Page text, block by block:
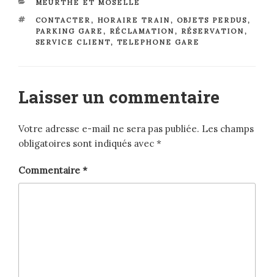
CATÉGORIES
MEURTHE ET MOSELLE
ÉTIQUETTES
CONTACTER, HORAIRE TRAIN , OBJETS PERDUS,
PARKING GARE , RÉCLAMATION , RÉSERVATION ,
SERVICE CLIENT, TELEPHONE GARE
Laisser un commentaire
Votre adresse e-mail ne sera pas publiée. Les champs
obligatoires sont indiqués avec *
Commentaire *